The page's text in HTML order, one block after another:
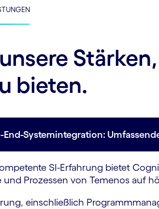
bieten.
Systemintegration:
SI-Erfahrung bietet
Prozessen von Temenos auf
einschließlich